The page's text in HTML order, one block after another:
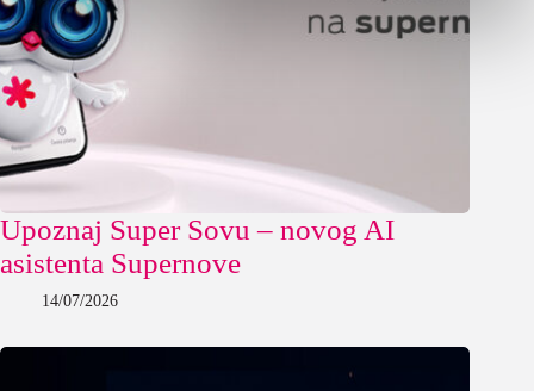
Upoznaj Super Sovu – novog AI
asistenta Supernove
14/07/2026